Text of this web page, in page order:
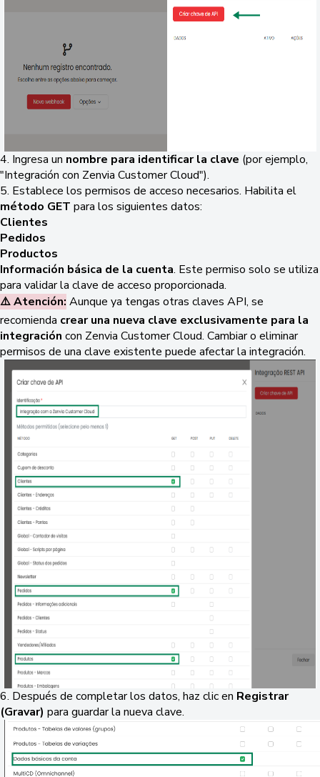
4. Ingresa un nombre para identificar la clave (por ejemplo,
"Integración con Zenvia Customer Cloud").
5. Establece los permisos de acceso necesarios. Habilita el
método GET para los siguientes datos:
Clientes
Pedidos
Productos
Información básica de la cuenta. Este permiso solo se utiliza
para validar la clave de acceso proporcionada.
⚠️ Atención: Aunque ya tengas otras claves API, se
recomienda crear una nueva clave exclusivamente para la
integración con Zenvia Customer Cloud. Cambiar o eliminar
permisos de una clave existente puede afectar la integración.
6. Después de completar los datos, haz clic en Registrar
(Gravar) para guardar la nueva clave.